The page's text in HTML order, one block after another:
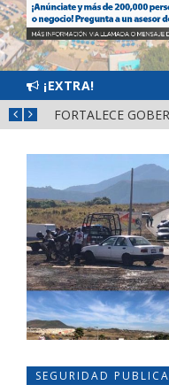
¡EXTRA!
SEGURIDAD PUBLICA